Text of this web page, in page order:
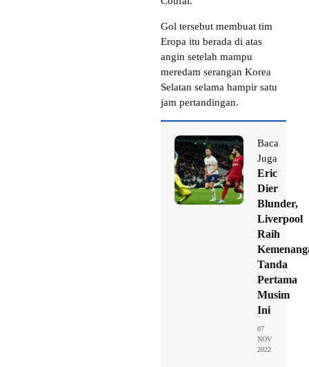
Gol tersebut membuat tim
Eropa itu berada di atas
angin setelah mampu
meredam serangan Korea
Selatan selama hampir satu
jam pertandingan.
Baca
Juga
Eric
Dier
Blunder,
Liverpool
Raih
Tanda
Pertama
Musim
Ini
07
NOV
2022